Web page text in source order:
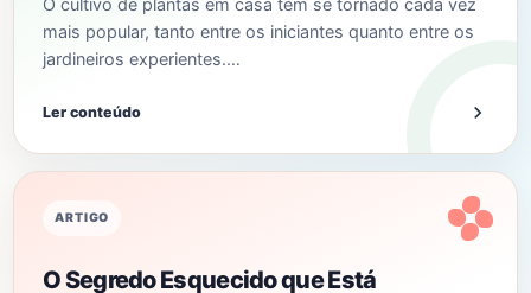
O cultivo de plantas em casa tem se tornado cada vez
mais popular, tanto entre os iniciantes quanto entre os
jardineiros experientes.…
Ler conteúdo
ARTIGO
O Segredo Esquecido que Está